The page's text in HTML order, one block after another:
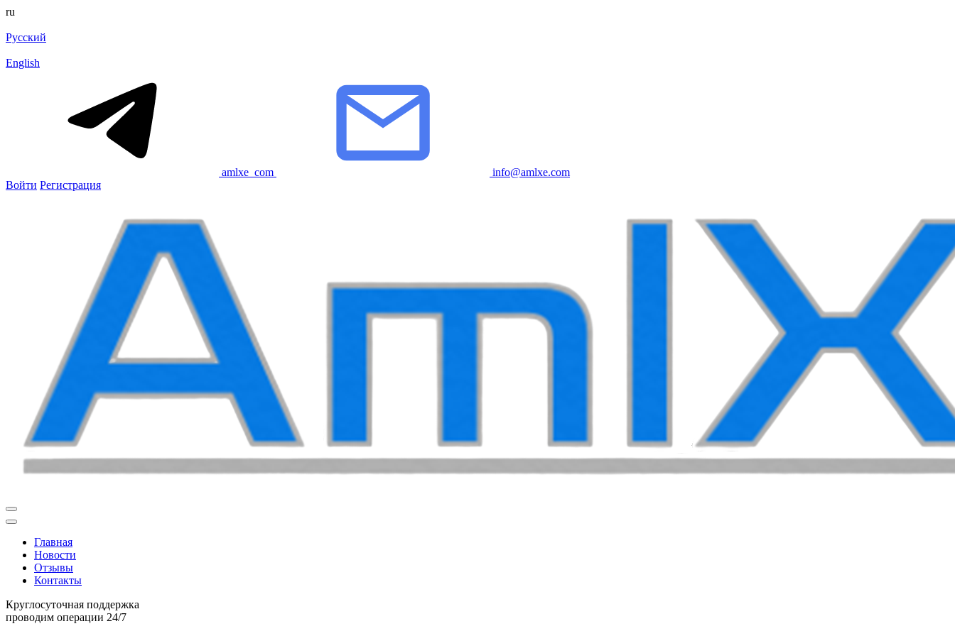
ru
Русский
English
amlxe_com
info@amlxe.com
Войти Регистрация
Главная
Новости
Отзывы
Контакты
Круглосуточная поддержка
проводим операции 24/7